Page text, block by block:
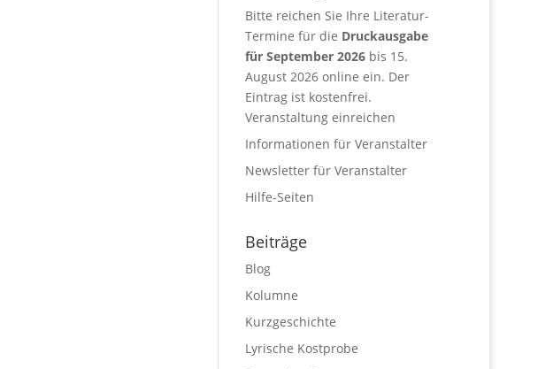
Bitte reichen Sie Ihre Literatur-
Termine für die Druckausgabe
für September 2026 bis 15.
August 2026 online ein. Der
Eintrag ist kostenfrei.
Veranstaltung einreichen
Informationen für Veranstalter
Newsletter für Veranstalter
Hilfe-Seiten
Beiträge
Blog
Kolumne
Kurzgeschichte
Lyrische Kostprobe